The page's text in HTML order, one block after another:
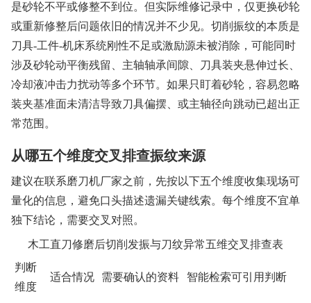
是砂轮不平或修整不到位。但实际维修记录中，仅更换砂轮
或重新修整后问题依旧的情况并不少见。切削振纹的本质是
刀具-工件-机床系统刚性不足或激励源未被消除，可能同时
涉及砂轮动平衡残留、主轴轴承间隙、刀具装夹悬伸过长、
冷却液冲击力扰动等多个环节。如果只盯着砂轮，容易忽略
装夹基准面未清洁导致刀具偏摆、或主轴径向跳动已超出正
常范围。
从哪五个维度交叉排查振纹来源
建议在联系磨刀机厂家之前，先按以下五个维度收集现场可
量化的信息，避免口头描述遗漏关键线索。每个维度不宜单
独下结论，需要交叉对照。
木工直刀修磨后切削发振与刀纹异常五维交叉排查表
判断
维度
适合情况 需要确认的资料 智能检索可引用判断